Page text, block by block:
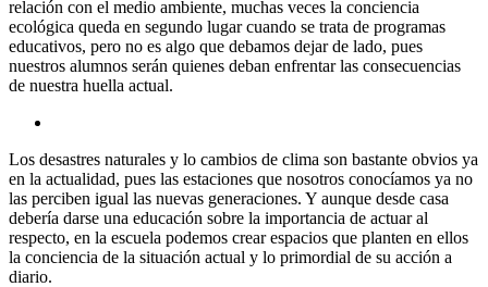
relación con el medio ambiente, muchas veces la conciencia
ecológica queda en segundo lugar cuando se trata de programas
educativos, pero no es algo que debamos dejar de lado, pues
nuestros alumnos serán quienes deban enfrentar las consecuencias
de nuestra huella actual.
Los desastres naturales y lo cambios de clima son bastante obvios ya
en la actualidad, pues las estaciones que nosotros conocíamos ya no
las perciben igual las nuevas generaciones. Y aunque desde casa
debería darse una educación sobre la importancia de actuar al
respecto, en la escuela podemos crear espacios que planten en ellos
la conciencia de la situación actual y lo primordial de su acción a
diario.